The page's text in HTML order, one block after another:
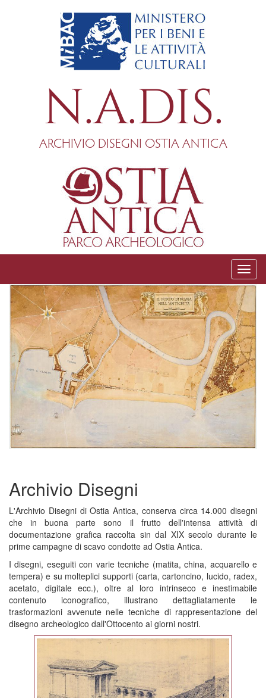
N.A.DIS.
ARCHIVIO DISEGNI OSTIA ANTICA
Archivio Disegni
L'Archivio Disegni di Ostia Antica, conserva circa 14.000 disegni
che in buona parte sono il frutto dell'intensa attività di
documentazione grafica raccolta sin dal XIX secolo durante le
prime campagne di scavo condotte ad Ostia Antica.
I disegni, eseguiti con varie tecniche (matita, china, acquarello e
tempera) e su molteplici supporti (carta, cartoncino, lucido, radex,
acetato, digitale ecc.), oltre al loro intrinseco e inestimabile
contenuto iconografico, illustrano dettagliatamente le
trasformazioni avvenute nelle tecniche di rappresentazione del
disegno archeologico dall'Ottocento ai giorni nostri.